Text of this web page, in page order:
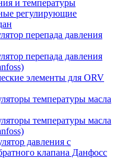
и температуры
регулирующие
перепада давления
перепада давления
элементы для ORV
температуры масла
температуры масла
давления с
клапана Данфосс